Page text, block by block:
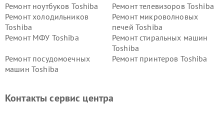
Ремонт ноутбуков Toshiba
Ремонт телевизоров Toshiba
Ремонт холодильников
Toshiba
Ремонт микроволновых
печей Toshiba
Ремонт МФУ Toshiba
Ремонт стиральных машин
Toshiba
Ремонт посудомоечных
машин Toshiba
Ремонт принтеров Toshiba
Контакты сервис центра